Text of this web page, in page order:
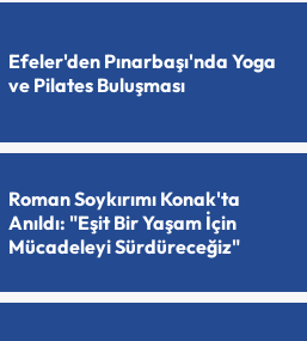
Efeler'den Pınarbaşı'nda Yoga
ve Pilates Buluşması
Roman Soykırımı Konak'ta
Anıldı: "Eşit Bir Yaşam İçin
Mücadeleyi Sürdüreceğiz"